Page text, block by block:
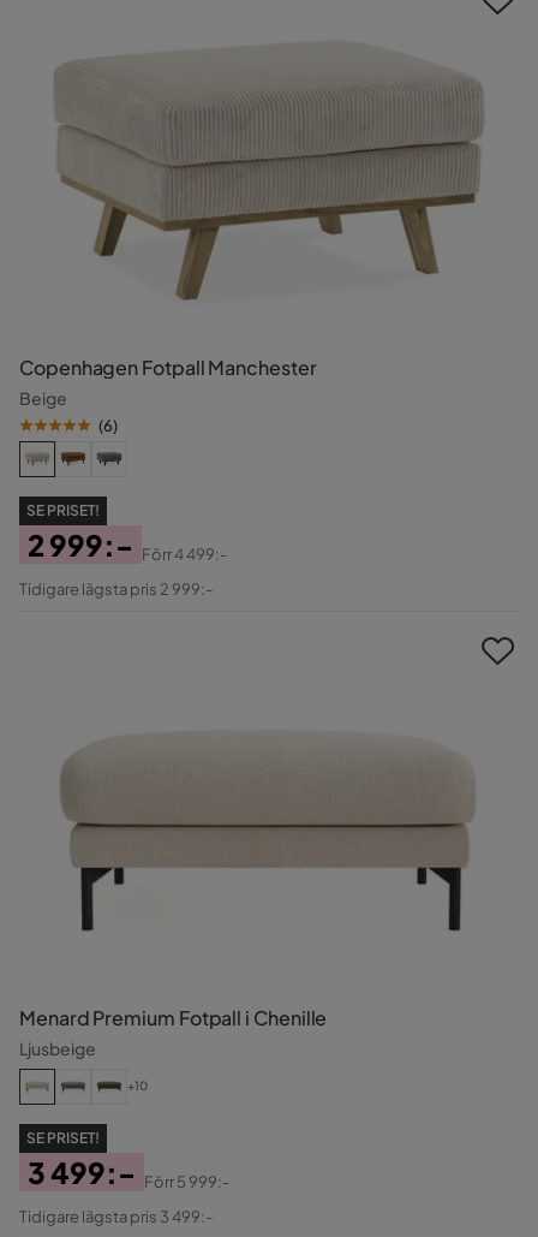
Copenhagen Fotpall Manchester
Beige
(6)
SE PRISET!
Pris
2 999:-
Original
Förr4 499:-
Tidigare lägsta pris 2 999:-
Menard Premium Fotpall i Chenille
Ljusbeige
+10
SE PRISET!
Pris
3 499:-
Original
Förr5 999:-
Tidigare lägsta pris 3 499:-